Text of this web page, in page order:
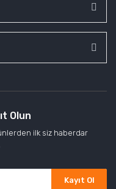
Olun
ilk siz haberdar
Kayıt Ol